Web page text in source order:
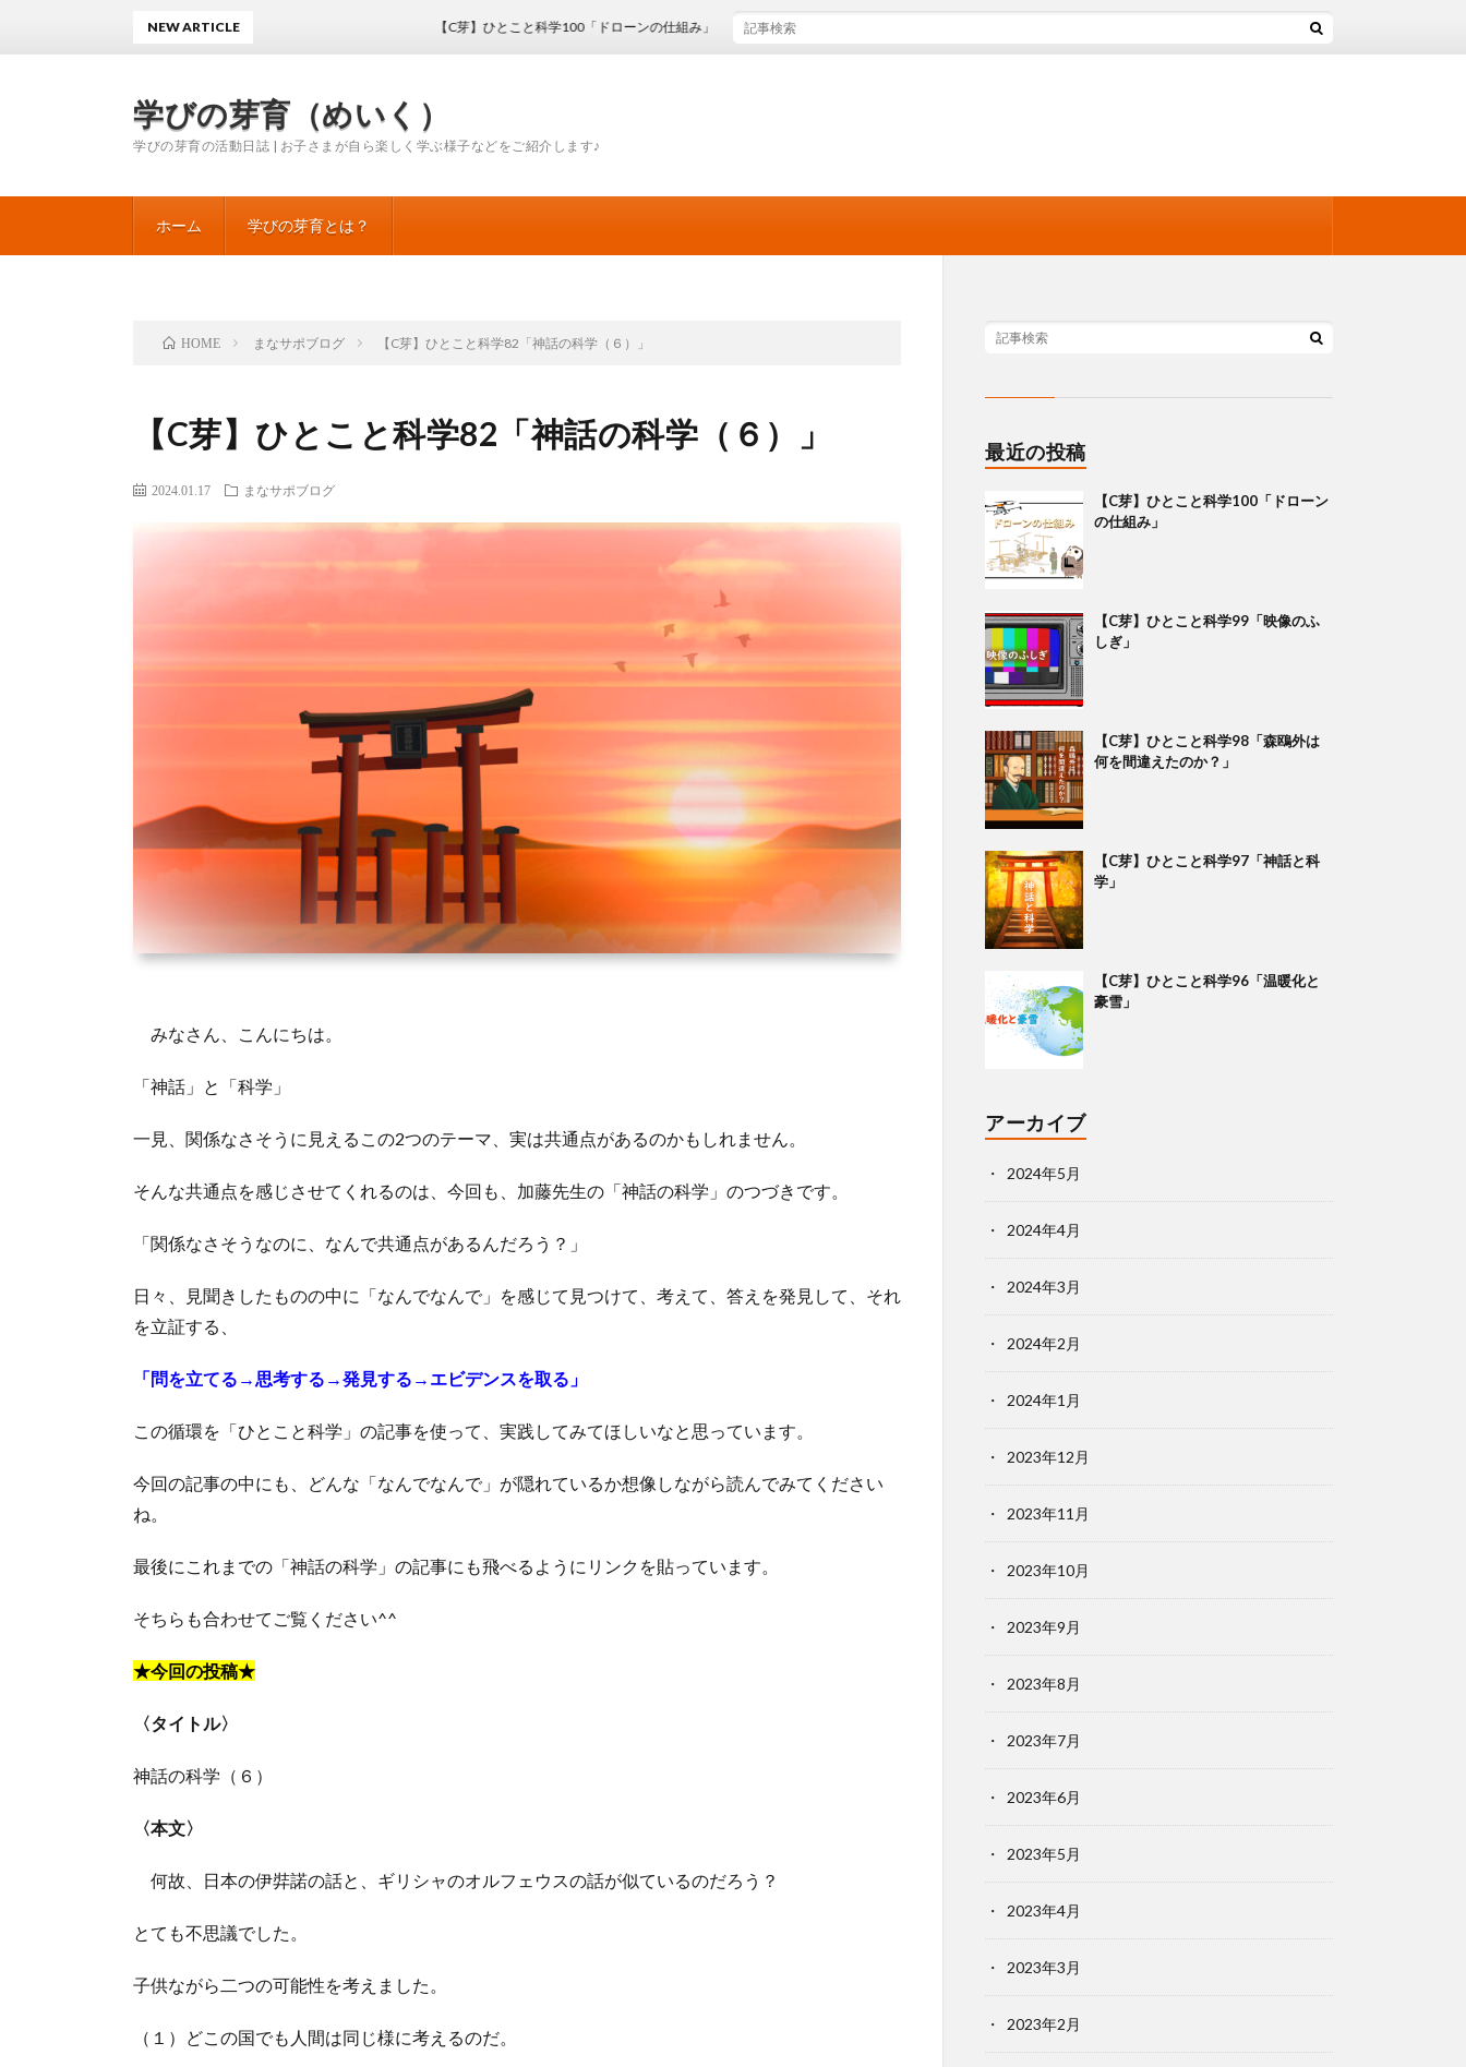
学びの芽育（めいく）
学びの芽育の活動日誌 | お子さまが自ら楽しく学ぶ様子などをご紹介します♪
ホーム 学びの芽育とは？
NEW ARTICLE 【C芽】ひとこと科学100「ドローンの仕組み」
HOME まなサポブログ 【C芽】ひとこと科学82「神話の科学（６）」
【C芽】ひとこと科学82「神話の科学（６）」
2024.01.17 まなサポブログ
みなさん、こんにちは。
「神話」と「科学」
一見、関係なさそうに見えるこの2つのテーマ、実は共通点があるのかもしれません。
そんな共通点を感じさせてくれるのは、今回も、加藤先生の「神話の科学」のつづきです。
「関係なさそうなのに、なんで共通点があるんだろう？」
日々、見聞きしたものの中に「なんでなんで」を感じて見つけて、考えて、答えを発見して、それ
を立証する、
「問を立てる→思考する→発見する→エビデンスを取る」
この循環を「ひとこと科学」の記事を使って、実践してみてほしいなと思っています。
今回の記事の中にも、どんな「なんでなんで」が隠れているか想像しながら読んでみてください
ね。
最後にこれまでの「神話の科学」の記事にも飛べるようにリンクを貼っています。
そちらも合わせてご覧ください^^
★今回の投稿★
〈タイトル〉
神話の科学（６）
〈本文〉
何故、日本の伊弉諾の話と、ギリシャのオルフェウスの話が似ているのだろう？
とても不思議でした。
子供ながら二つの可能性を考えました。
（１）どこの国でも人間は同じ様に考えるのだ。
最近の投稿
【C芽】ひとこと科学100「ドローン
の仕組み」
【C芽】ひとこと科学99「映像のふ
しぎ」
【C芽】ひとこと科学98「森鴎外は
何を間違えたのか？」
【C芽】ひとこと科学97「神話と科
学」
【C芽】ひとこと科学96「温暖化と
豪雪」
アーカイブ
2024年5月
2024年4月
2024年3月
2024年2月
2024年1月
2023年12月
2023年11月
2023年10月
2023年9月
2023年8月
2023年7月
2023年6月
2023年5月
2023年4月
2023年3月
2023年2月